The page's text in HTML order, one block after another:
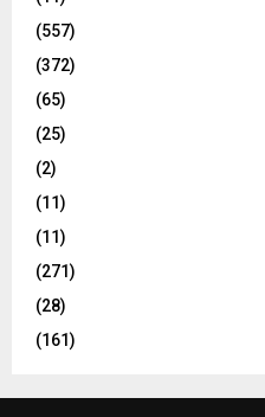
(557)
(372)
(65)
(25)
(2)
(11)
(11)
(271)
(28)
(161)